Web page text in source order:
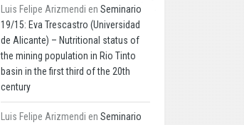
Luis Felipe Arizmendi en Seminario
19/15: Eva Trescastro (Universidad
de Alicante) – Nutritional status of
the mining population in Rio Tinto
basin in the first third of the 20th
century
Luis Felipe Arizmendi en Seminario